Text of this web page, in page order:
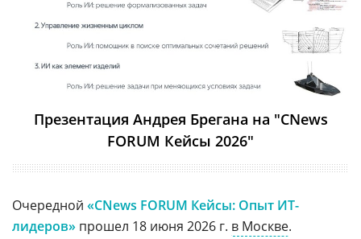
Презентация Андрея Брегана на "CNews
FORUM Кейсы 2026"
Очередной «CNews FORUM Кейсы: Опыт ИТ-
лидеров» прошел 18 июня 2026 г. в Москве.